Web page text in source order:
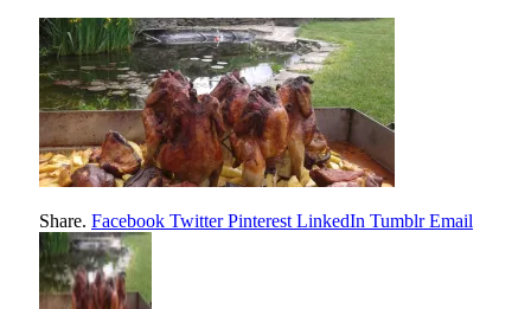
Share. Facebook Twitter Pinterest LinkedIn Tumblr Email